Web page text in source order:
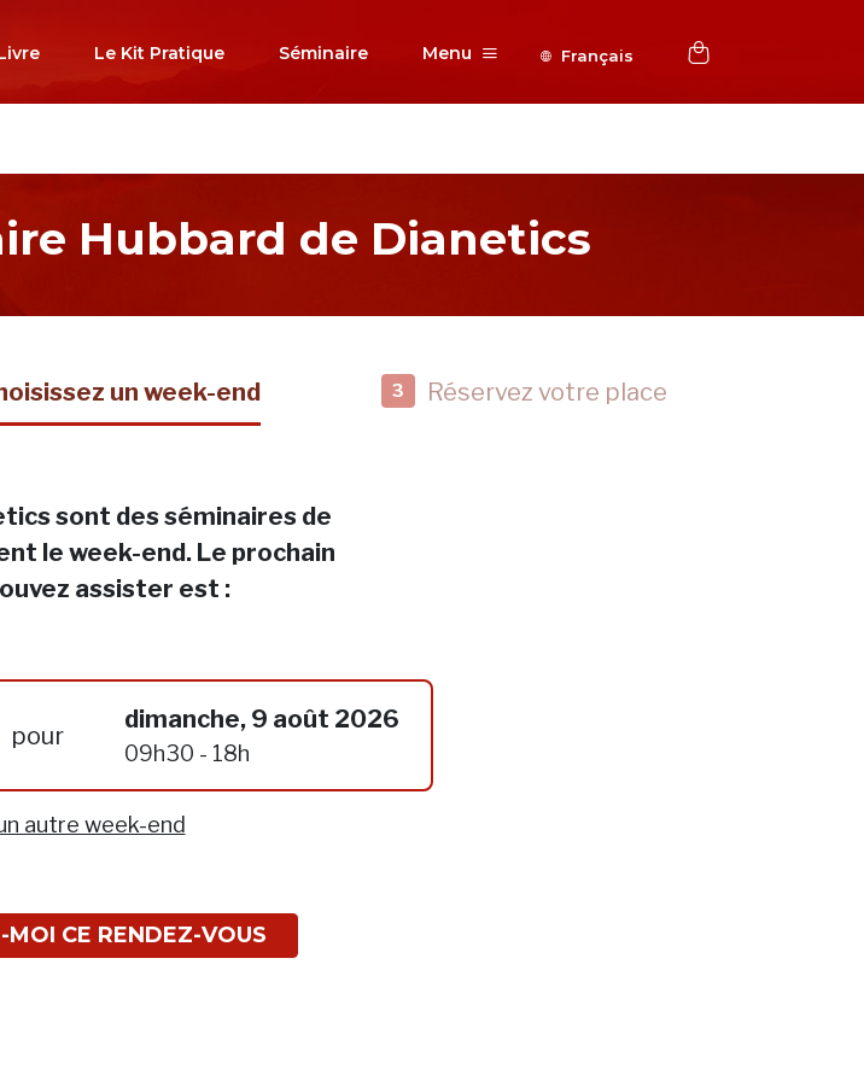
Le Kit Pratique Séminaire Menu Français
Hubbard de Dianetics
un week-end 3 Réservez votre place
sont des séminaires de
le week-end. Le prochain
assister est :
pour
dimanche, 9 août 2026
09h30 - 18h
autre week-end
MOI CE RENDEZ-VOUS